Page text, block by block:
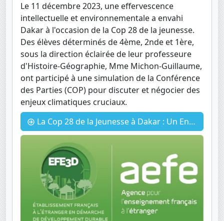
Le 11 décembre 2023, une effervescence
intellectuelle et environnementale a envahi
Dakar à l'occasion de la Cop 28 de la jeunesse.
Des élèves déterminés de 4ème, 2nde et 1ère,
sous la direction éclairée de leur professeure
d'Histoire-Géographie, Mme Michon-Guillaume,
ont participé à une simulation de la Conférence
des Parties (COP) pour discuter et négocier des
enjeux climatiques cruciaux.
La Cop 28 de la Jeunesse à Dakar : Un Engagement Passionné pour un Avenir Durable